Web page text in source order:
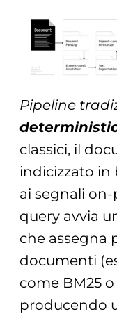
Pipeline
classici, il
indicizzato in
ai segnali
query avvia
che assegna
documenti
come BM25
producendo